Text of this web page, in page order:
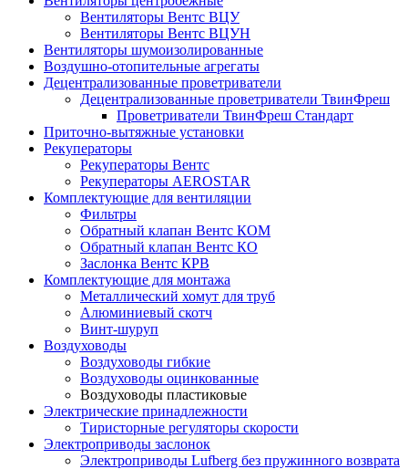
Вентиляторы Вентс ВЦУ
Вентиляторы Вентс ВЦУН
Вентиляторы шумоизолированные
Воздушно-отопительные агрегаты
Децентрализованные проветриватели
Децентрализованные проветриватели ТвинФреш
Проветриватели ТвинФреш Стандарт
Приточно-вытяжные установки
Рекуператоры
Рекуператоры Вентс
Рекуператоры AEROSTAR
Комплектующие для вентиляции
Фильтры
Обратный клапан Вентс КОМ
Обратный клапан Вентс КО
Заслонка Вентс КРВ
Комплектующие для монтажа
Металлический хомут для труб
Алюминиевый скотч
Винт-шуруп
Воздуховоды
Воздуховоды гибкие
Воздуховоды оцинкованные
Воздуховоды пластиковые
Электрические принадлежности
Тиристорные регуляторы скорости
Электроприводы заслонок
Электроприводы Lufberg без пружинного возврата